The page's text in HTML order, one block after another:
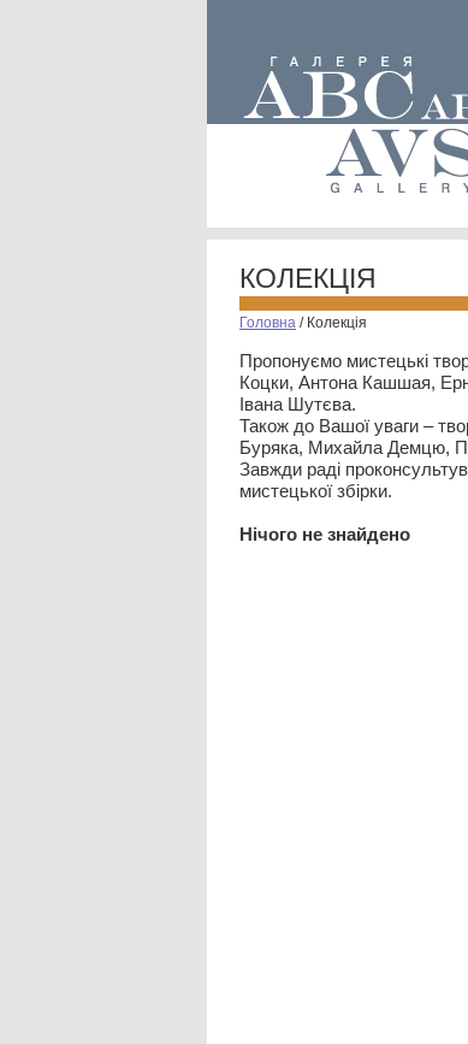
КОЛЕКЦІЯ
Головна / Колекція
Пропонуємо мистецькі
Коцки, Антона Кашшая,
Івана Шутєва.
Також до Вашої уваги –
Буряка, Михайла Демцю,
Завжди раді
мистецької збірки.
Нiчого не знайдено